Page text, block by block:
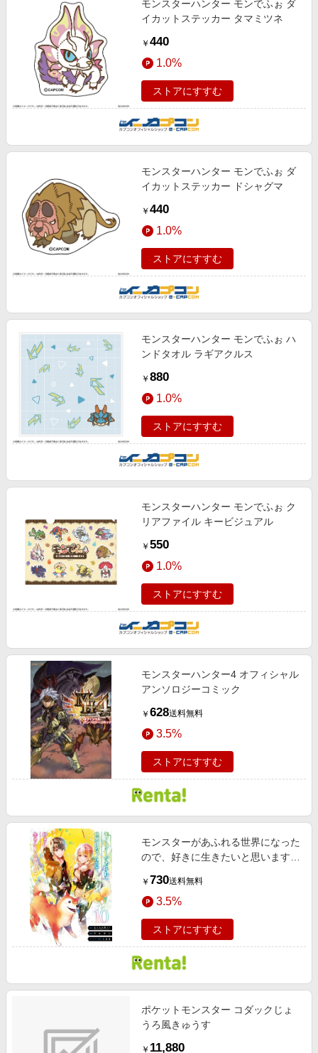
モンスターハンター モンでふぉ ダ
イカットステッカー タマミツネ
￥ 440
1.0%
ストアにすすむ
モンスターハンター モンでふぉ ダ
イカットステッカー ドシャグマ
￥ 440
1.0%
ストアにすすむ
モンスターハンター モンでふぉ ハ
ンドタオル ラギアクルス
￥ 880
1.0%
ストアにすすむ
モンスターハンター モンでふぉ ク
リアファイル キービジュアル
￥ 550
1.0%
ストアにすすむ
モンスターハンター4 オフィシャル
アンソロジーコミック
￥ 628送料無料
3.5%
ストアにすすむ
モンスターがあふれる世界になった
ので、好きに生きたいと思います
￥ 730送料無料
3.5%
ストアにすすむ
ポケットモンスター コダックじょ
うろ風きゅうす
￥ 11,880